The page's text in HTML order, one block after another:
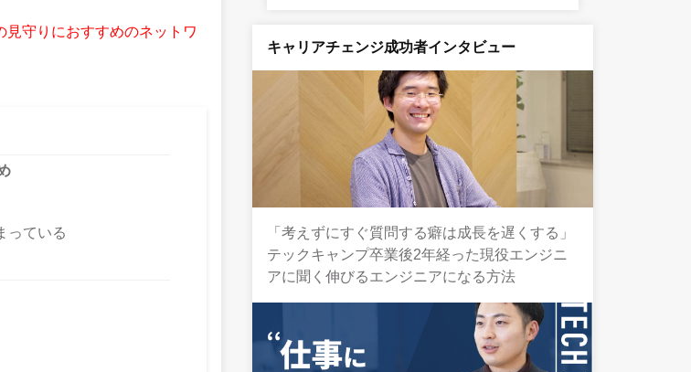
守りにおすすめのネットワ
っている
キャリアチェンジ成功者インタビュー
「考えずにすぐ質問する癖は成長を遅くする」
テックキャンプ卒業後2年経った現役エンジニ
アに聞く伸びるエンジニアになる方法